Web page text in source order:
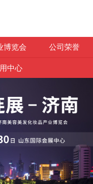
博览会 公司荣誉
中心